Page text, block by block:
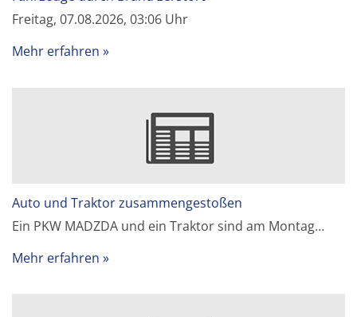
Freitag, 07.08.2026, 03:06 Uhr
Mehr erfahren
Auto und Traktor zusammengestoßen
Ein PKW MADZDA und ein Traktor sind am Montag…
Mehr erfahren